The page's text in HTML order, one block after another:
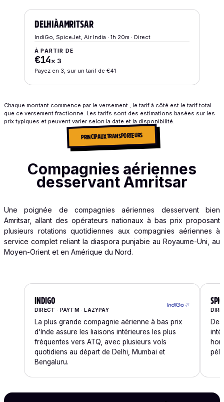
DELHIÀAMRITSAR
IndiGo, SpiceJet, Air India · 1h 20m · Direct
À PARTIR DE
€14× 3
Payez en 3, sur un tarif de €41
Chaque montant commence par le versement ; le tarif à côté est le tarif total
que ce versement fractionne. Les tarifs sont des estimations basées sur les
prix typiques et peuvent varier selon la date et la disponibilité.
PRINCIPAUX TRANSPORTEURS
Compagnies aériennes
desservant Amritsar
Une poignée de compagnies aériennes desservent bien
Amritsar, allant des opérateurs nationaux à bas prix proposant
plusieurs rotations quotidiennes aux compagnies aériennes à
service complet reliant la diaspora punjabie au Royaume-Uni, au
Moyen-Orient et en Amérique du Nord.
INDIGO
DIRECT · PAYTM · LAZYPAY
La plus grande compagnie aérienne à bas prix
d'Inde assure les liaisons intérieures les plus
fréquentes vers ATQ, avec plusieurs vols
quotidiens au départ de Delhi, Mumbai et
Bengaluru.